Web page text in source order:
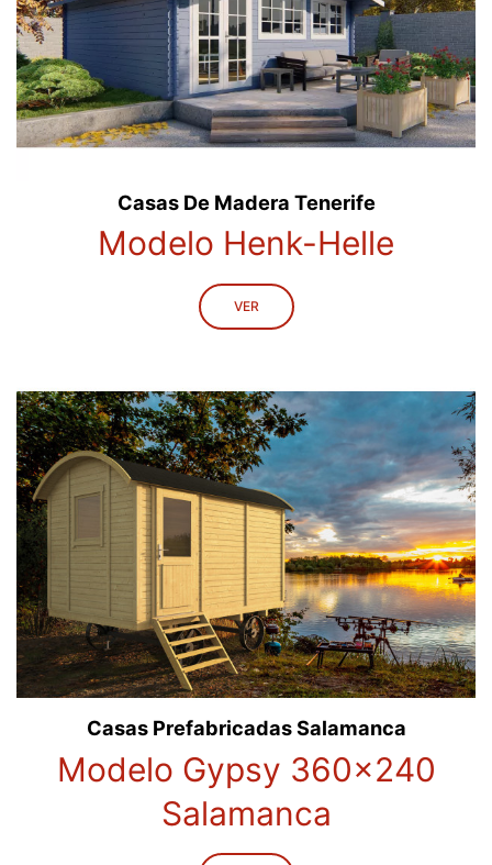
Casas De Madera Tenerife
Modelo Henk-Helle
VER
Casas Prefabricadas Salamanca
Modelo Gypsy 360x240
Salamanca